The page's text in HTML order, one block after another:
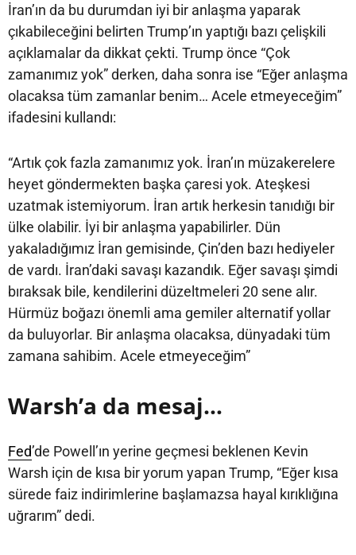
İran’ın da bu durumdan iyi bir anlaşma yaparak
çıkabileceğini belirten Trump’ın yaptığı bazı çelişkili
açıklamalar da dikkat çekti. Trump önce “Çok
zamanımız yok” derken, daha sonra ise “Eğer anlaşma
olacaksa tüm zamanlar benim… Acele etmeyeceğim”
ifadesini kullandı:
“Artık çok fazla zamanımız yok. İran’ın müzakerelere
heyet göndermekten başka çaresi yok. Ateşkesi
uzatmak istemiyorum. İran artık herkesin tanıdığı bir
ülke olabilir. İyi bir anlaşma yapabilirler. Dün
yakaladığımız İran gemisinde, Çin’den bazı hediyeler
de vardı. İran’daki savaşı kazandık. Eğer savaşı şimdi
bıraksak bile, kendilerini düzeltmeleri 20 sene alır.
Hürmüz boğazı önemli ama gemiler alternatif yollar
da buluyorlar. Bir anlaşma olacaksa, dünyadaki tüm
zamana sahibim. Acele etmeyeceğim”
Warsh’a da mesaj…
Fed’de Powell’ın yerine geçmesi beklenen Kevin
Warsh için de kısa bir yorum yapan Trump, “Eğer kısa
sürede faiz indirimlerine başlamazsa hayal kırıklığına
uğrarım” dedi.